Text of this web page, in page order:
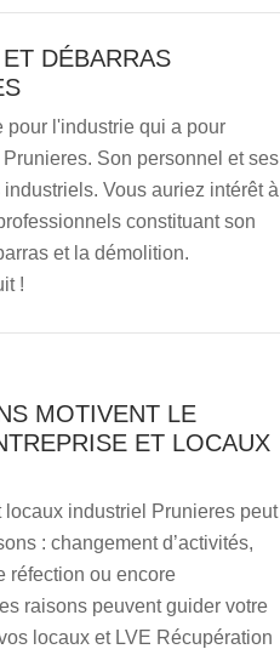
DÉBARRAS
pour l'industrie qui a pour
Son personnel et ses
Vous auriez intérêt à
constituant son
et la démolition.
!
MOTIVENT LE
ET LOCAUX
industriel Prunieres peut
: changement d’activités,
réfection ou encore
raisons peuvent guider votre
locaux et LVE Récupération